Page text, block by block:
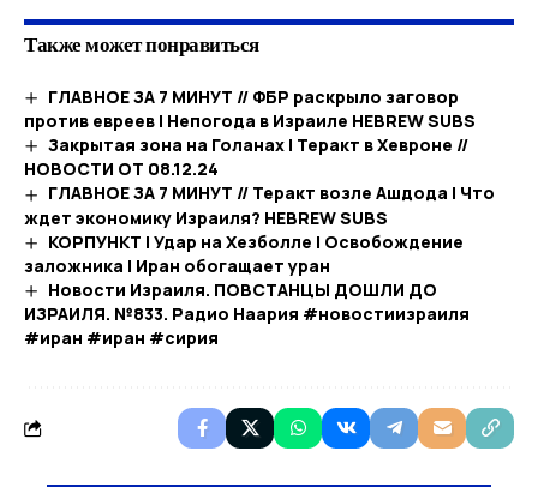
Также может понравиться
ГЛАВНОЕ ЗА 7 МИНУТ // ФБР раскрыло заговор
против евреев | Непогода в Израиле HEBREW SUBS
Закрытая зона на Голанах | Теракт в Хевроне //
НОВОСТИ ОТ 08.12.24
ГЛАВНОЕ ЗА 7 МИНУТ // Теракт возле Ашдода | Что
ждет экономику Израиля? HEBREW SUBS
КОРПУНКТ | Удар на Хезболле | Освобождение
заложника | Иран обогащает уран
Новости Израиля. ПОВСТАНЦЫ ДОШЛИ ДО
ИЗРАИЛЯ. №833. Радио Наария #новостиизраиля
#иран #иран #сирия